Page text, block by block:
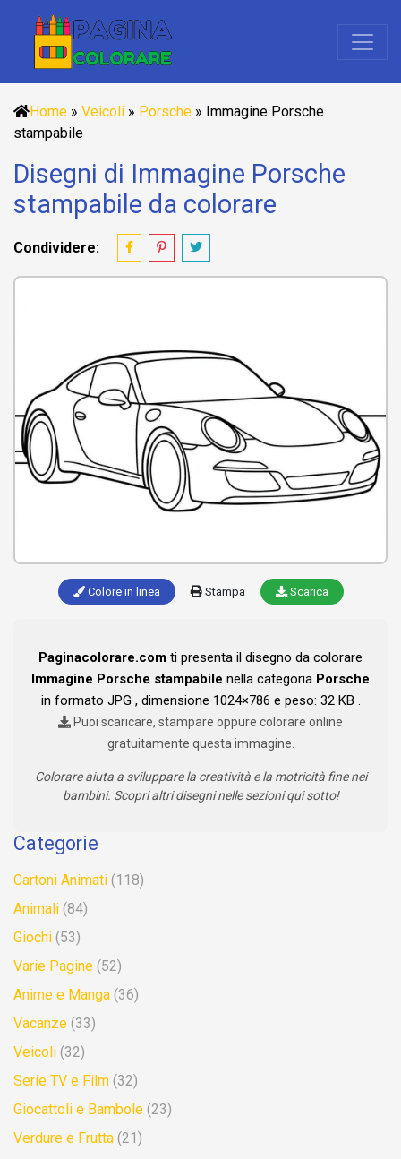
Home » Veicoli » Porsche » Immagine Porsche
stampabile
Disegni di Immagine Porsche
stampabile da colorare
Condividere:
Colore in linea Stampa Scarica
Paginacolorare.com ti presenta il disegno da colorare
Immagine Porsche stampabile nella categoria Porsche
in formato JPG , dimensione 1024×786 e peso: 32 KB .
Puoi scaricare, stampare oppure colorare online
gratuitamente questa immagine.
Colorare aiuta a sviluppare la creatività e la motricità fine nei
bambini. Scopri altri disegni nelle sezioni qui sotto!
Categorie
Cartoni Animati (118)
Animali (84)
Giochi (53)
Varie Pagine (52)
Anime e Manga (36)
Vacanze (33)
Veicoli (32)
Serie TV e Film (32)
Giocattoli e Bambole (23)
Verdure e Frutta (21)